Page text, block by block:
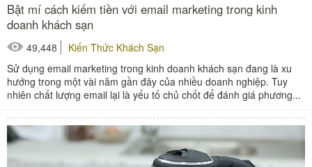
Bật mí cách kiếm tiền với email marketing trong kinh
doanh khách sạn
49,448
Kiến Thức Khách Sạn
Sử dụng email marketing trong kinh doanh khách sạn đang là xu
hướng trong một vài năm gần đây của nhiều doanh nghiệp. Tuy
nhiên chất lượng email lại là yếu tố chủ chốt để đánh giá phương...